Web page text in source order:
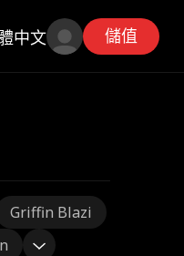
中文 儲值
Griffin Blazi